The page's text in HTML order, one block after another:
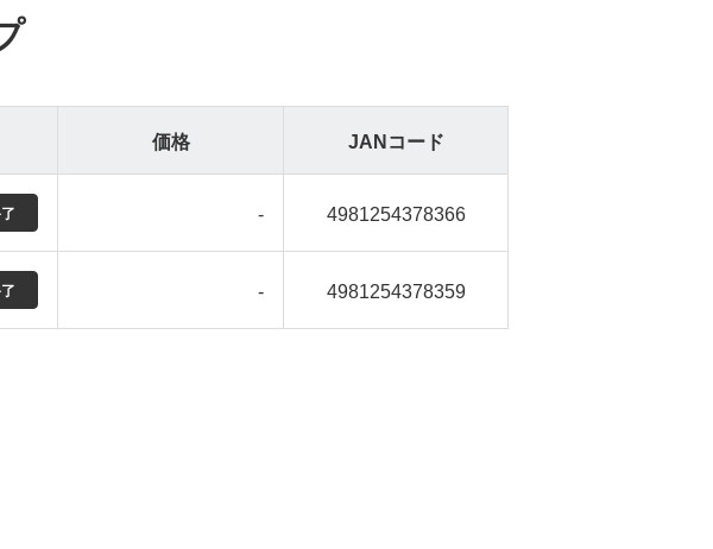
価格 JANコード
- 4981254378366
- 4981254378359